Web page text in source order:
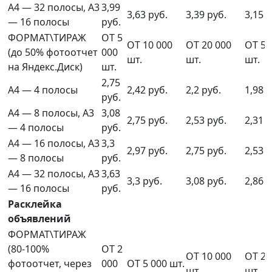
А4 — 32 полосы, А3
— 16 полосы
3,99
руб.
3,63 руб. 3,39 руб.
3,15
ФОРМАТ\ТИРАЖ
(до 50% фотоотчет
на Яндекс.Диск)
ОТ 5
000
шт.
ОТ 10 000
шт.
ОТ 20 000
шт.
ОТ
шт.
А4 — 4 полосы
2,75
руб.
2,42 руб. 2,2 руб.
1,98
А4 — 8 полосы, А3
— 4 полосы
3,08
руб.
2,75 руб. 2,53 руб.
2,31
А4 — 16 полосы, А3
— 8 полосы
3,3
руб.
2,97 руб. 2,75 руб.
2,53
А4 — 32 полосы, А3
— 16 полосы
3,63
руб.
3,3 руб. 3,08 руб.
2,86
Расклейка
объявлений
ФОРМАТ\ТИРАЖ
(80-100%
фотоотчет, через
ОТ 2
000
ОТ 5 000 шт.
ОТ 10 000
ОТ